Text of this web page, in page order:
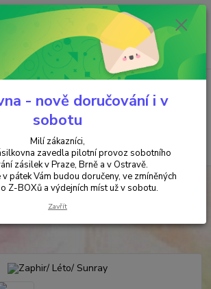
je 200 kč. Při nákupu nad 2000,- Kč je
platba předem na účet.
Menu
za
Zaphir/ Léto/ Sunray
Sunray
- nově doručování i v
sobotu
Milí zákazníci,
zavedla pilotní provoz sobotního
zásilek v Praze, Brně a v Ostravě.
pátek Vám budou doručeny, ve zmíněných
Z-BOXů a výdejních míst už v sobotu.
Zavřít